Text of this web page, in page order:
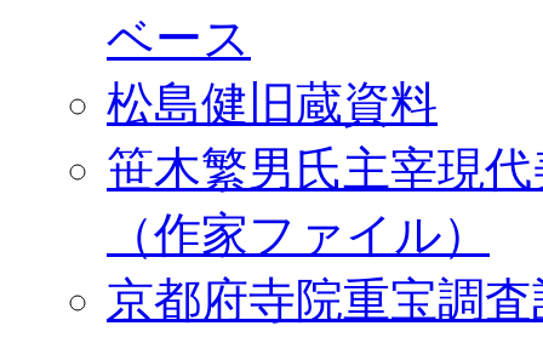
ベース
松島健旧蔵資料
笹木繁男氏主宰現
（作家ファイル）
京都府寺院重宝調